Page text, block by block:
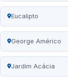
Eucalipto
George Américo
Jardim Acácia